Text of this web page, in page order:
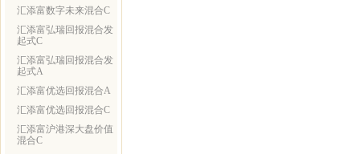
汇添富数字未来混合C
汇添富弘瑞回报混合发
起式C
汇添富弘瑞回报混合发
起式A
汇添富优选回报混合A
汇添富优选回报混合C
汇添富沪港深大盘价值
混合C